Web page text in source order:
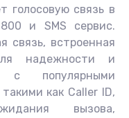
голосовую связь в
и SMS сервис.
связь, встроенная
надежности и
с популярными
как Caller ID,
вызова,